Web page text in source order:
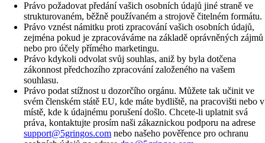
Právo požadovat předání vašich osobních údajů jiné straně ve
strukturovaném, běžně používaném a strojově čitelném formátu.
Právo vznést námitku proti zpracování vašich osobních údajů,
zejména pokud je zpracováváme na základě oprávněných zájmů
nebo pro účely přímého marketingu.
Právo kdykoli odvolat svůj souhlas, aniž by byla dotčena
zákonnost předchozího zpracování založeného na vašem
souhlasu.
Právo podat stížnost u dozorčího orgánu. Můžete tak učinit ve
svém členském státě EU, kde máte bydliště, na pracovišti nebo v
místě, kde k údajnému porušení došlo. Chcete-li uplatnit svá
práva, kontaktujte prosím naši zákaznickou podporu na adrese
support@5gringos.com nebo našeho pověřence pro ochranu